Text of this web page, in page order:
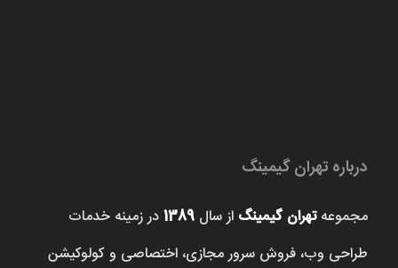
درباره تهران گیمینگ
مجموعهتهران گیمینگ از سال 1389در زمینه خدمات
طراحی وب، فروش‌ سرور مجازی، اختصاصی و کولوکیشن